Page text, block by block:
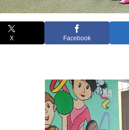
X Facebook